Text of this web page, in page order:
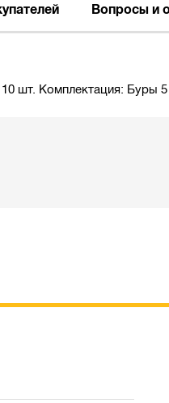
Вопросы и
шт. Комплектация: Буры